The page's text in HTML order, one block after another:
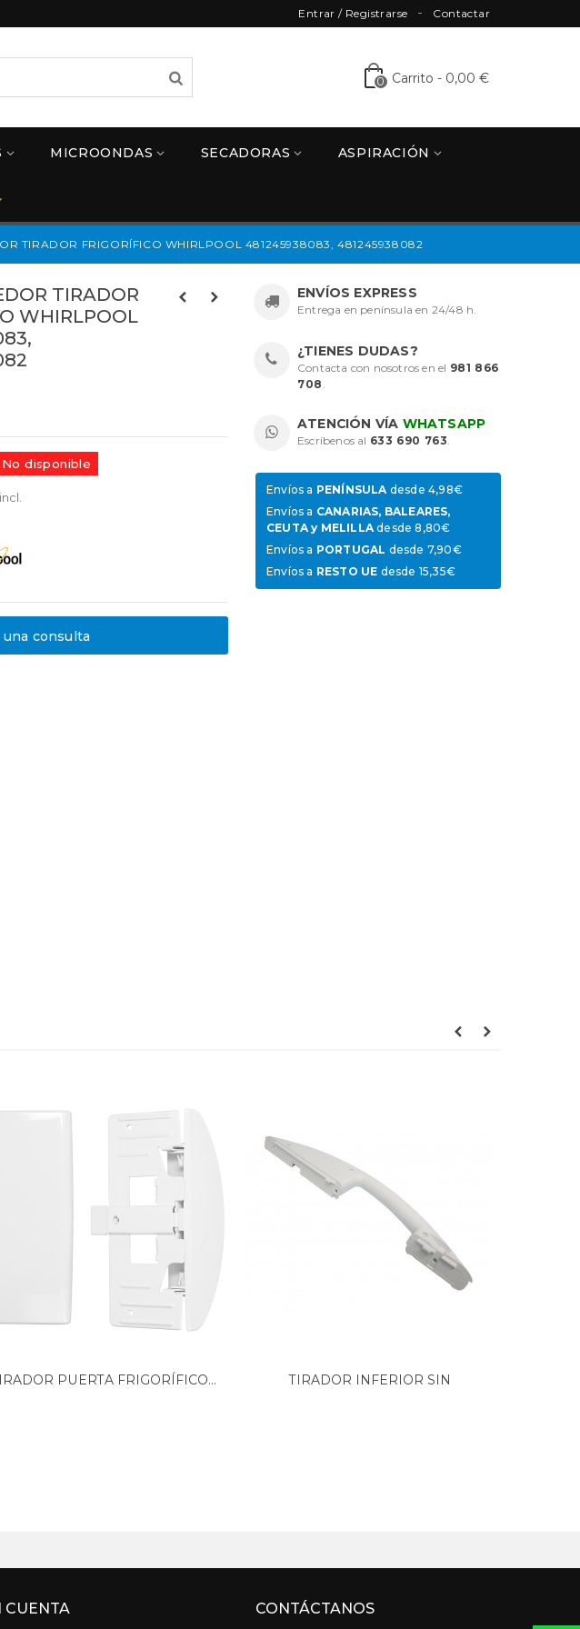
Contactar
Entrar / Registrarse
0 Carrito - 0,00 €
MICROONDAS SECADORAS ASPIRACIÓN
TIRADOR FRIGORÍFICO WHIRLPOOL 481245938083, 481245938082
TIRADOR
WHIRLPOOL
No disponible
una consulta
ENVÍOS EXPRESS
Entrega en península en 24/48 h.
¿TIENES DUDAS?
Contacta con nosotros en el 981 866
708 .
ATENCIÓN VÍA WHATSAPP
Escríbenos al 633 690 763.
Envíos a PENÍNSULAdesde 4,98€
Envíos a CANARIAS, BALEARES,
CEUTA y MELILLAdesde 8,80€
Envíos a PORTUGAL desde 7,90€
Envíos a RESTO UE desde 15,35€
PUERTA FRIGORÍFICO...
TIRADOR INFERIOR SIN
CUENTA CONTÁCTANOS